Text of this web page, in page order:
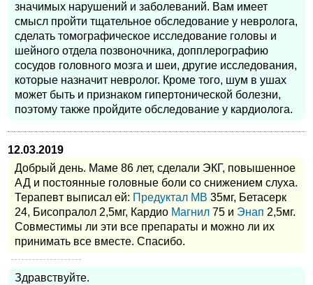
значимых нарушений и заболеваний. Вам имеет
смысл пройти тщательное обследование у невролога,
сделать томографическое исследование головы и
шейного отдела позвоночника, допплерографию
сосудов головного мозга и шеи, другие исследования,
которые назначит невролог. Кроме того, шум в ушах
может быть и признаком гипертонической болезни,
поэтому также пройдите обследование у кардиолога.
12.03.2019
Добрый день. Маме 86 лет, сделали ЭКГ, повышенное
АД и постоянные головные боли со снижением слуха.
Терапевт выписал ей: Предуктал МВ 35мг, Бетасерк
24, Бисопралол 2,5мг, Кардио Магнил 75 и Энап 2,5мг.
Совместимы ли эти все препараты и можно ли их
принимать все вместе. Спасибо.
Здравствуйте.